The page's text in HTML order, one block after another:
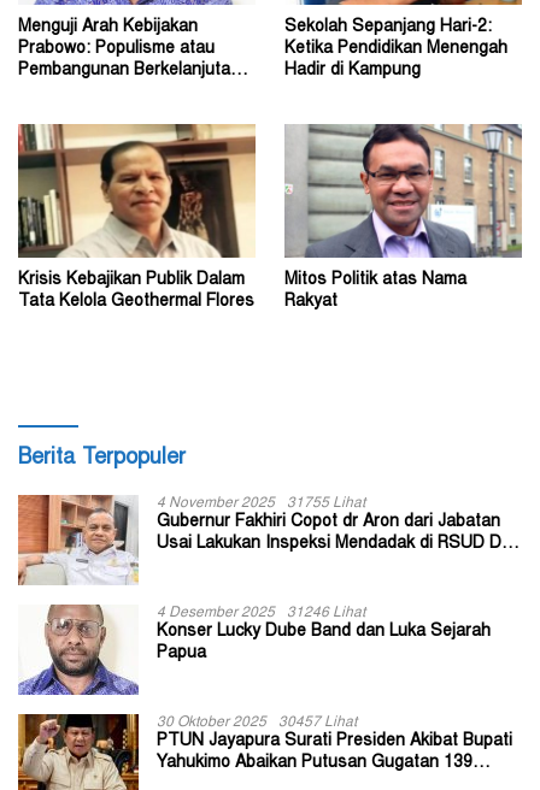
Menguji Arah Kebijakan
Prabowo: Populisme atau
Pembangunan Berkelanjutan?
Sekolah Sepanjang Hari-2:
Ketika Pendidikan Menengah
Hadir di Kampung
Krisis Kebajikan Publik Dalam
Tata Kelola Geothermal Flores
Mitos Politik atas Nama
Rakyat
Berita Terpopuler
4 November 2025 31755 Lihat
Gubernur Fakhiri Copot dr Aron dari Jabatan
Usai Lakukan Inspeksi Mendadak di RSUD Dok
4 Desember 2025 31246 Lihat
Konser Lucky Dube Band dan Luka Sejarah
Papua
30 Oktober 2025 30457 Lihat
PTUN Jayapura Surati Presiden Akibat Bupati
Yahukimo Abaikan Putusan Gugatan 139